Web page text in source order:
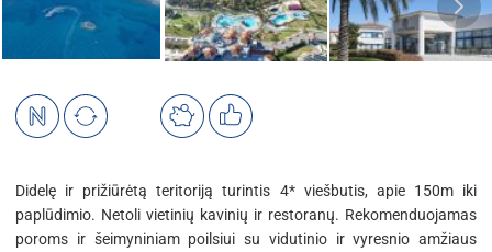
Didelę ir prižiūrėtą teritoriją turintis 4* viešbutis, apie 150m iki
paplūdimio. Netoli vietinių kavinių ir restoranų. Rekomenduojamas
poroms ir šeimyniniam poilsiui su vidutinio ir vyresnio amžiaus